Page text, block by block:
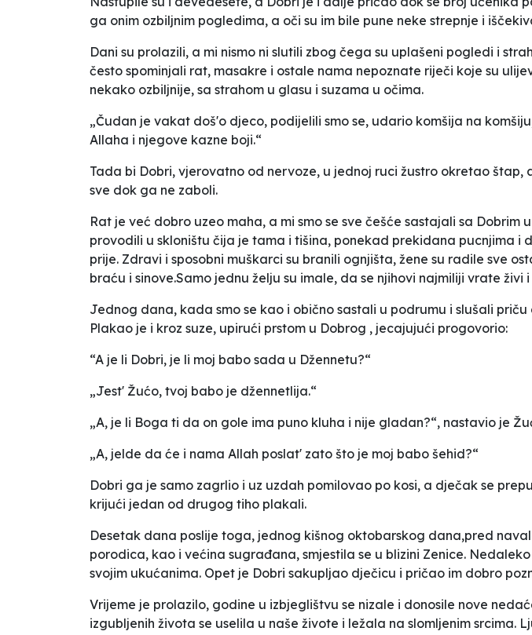
ga onim ozbiljnim pogledima, a oči su im bile pune neke strepnje i
Dani su prolazili, a mi nismo ni slutili zbog čega su uplašeni pogledi i
često spominjali rat, masakre i ostale nama nepoznate riječi koje su
nekako ozbiljnije, sa strahom u glasu i suzama u očima.
„Čudan je vakat doš'o djeco, podijelili smo se, udario komšija na
Allaha i njegove kazne boji.“
Tada bi Dobri, vjerovatno od nervoze, u jednoj ruci žustro okretao
sve dok ga ne zaboli.
Rat je već dobro uzeo maha, a mi smo se sve češće sastajali sa
provodili u skloništu čija je tama i tišina, ponekad prekidana pucnjima
prije. Zdravi i sposobni muškarci su branili ognjišta, žene su radile sve
braću i sinove.Samo jednu želju su imale, da se njihovi najmiliji vrate živi
Jednog dana, kada smo se kao i obično sastali u podrumu i slušali
Plakao je i kroz suze, upirući prstom u Dobrog , jecajujući progovorio:
“A je li Dobri, je li moj babo sada u Džennetu?“
„Jest' Žućo, tvoj babo je džennetlija.“
„A, je li Boga ti da on gole ima puno kluha i nije gladan?“, nastavio je
„A, jelde da će i nama Allah poslat' zato što je moj babo šehid?“
Dobri ga je samo zagrlio i uz uzdah pomilovao po kosi, a dječak se
krijući jedan od drugog tiho plakali.
Desetak dana poslije toga, jednog kišnog oktobarskog dana,pred
porodica, kao i većina sugrađana, smjestila se u blizini Zenice.
svojim ukućanima. Opet je Dobri sakupljao dječicu i pričao im dobro
Vrijeme je prolazilo, godine u izbjeglištvu se nizale i donosile nove
izgubljenih života se uselila u naše živote i ležala na slomljenim